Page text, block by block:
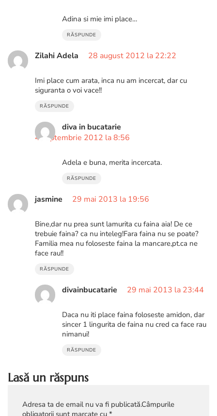
Adina si mie imi place…
RĂSPUNDE
Zilahi Adela 28 august 2012 la 22:22
Imi place cum arata, inca nu am incercat, dar cu
siguranta o voi vace!!
RĂSPUNDE
diva in bucatarie
4 septembrie 2012 la 8:56
Adela e buna, merita incercata.
RĂSPUNDE
jasmine 29 mai 2013 la 19:56
Bine,dar nu prea sunt lamurita cu faina aia! De ce
trebuie faina? ca nu inteleg!Fara faina nu se poate?
Familia mea nu foloseste faina la mancare,pt.ca ne
face rau!!
RĂSPUNDE
divainbucatarie 29 mai 2013 la 23:44
Daca nu iti place faina foloseste amidon, dar
sincer 1 lingurita de faina nu cred ca face rau
nimanui!
RĂSPUNDE
Lasă un răspuns
Adresa ta de email nu va fi publicată.Câmpurile
obligatorii sunt marcate cu *